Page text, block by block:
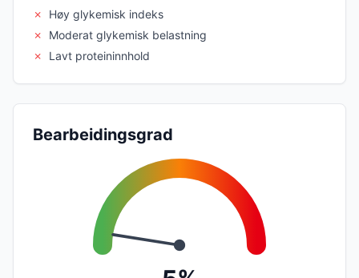
✗
Høy glykemisk indeks
✗
Moderat glykemisk belastning
✗
Lavt proteininnhold
Bearbeidingsgrad